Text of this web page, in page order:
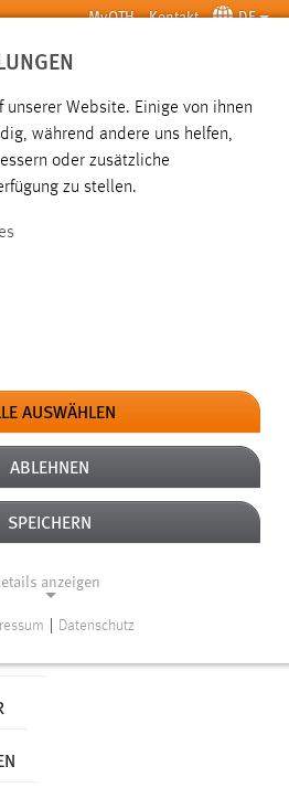
MyOTH Kontakt DE
SUCHE
BEWERBEN
unserer Website. Einige von ihnen
während andere uns helfen,
oder zusätzliche
zu stellen.
AUSWÄHLEN
ABLEHNEN
SPEICHERN
anzeigen
die einwandfreie Funktion der
Datenschutz